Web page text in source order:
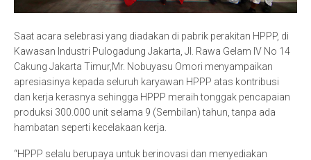
Saat acara selebrasi yang diadakan di pabrik perakitan HPPP, di
Kawasan Industri Pulogadung Jakarta, Jl. Rawa Gelam IV No 14
Cakung Jakarta Timur,Mr. Nobuyasu Omori menyampaikan
apresiasinya kepada seluruh karyawan HPPP atas kontribusi
dan kerja kerasnya sehingga HPPP meraih tonggak pencapaian
produksi 300.000 unit selama 9 (Sembilan) tahun, tanpa ada
hambatan seperti kecelakaan kerja.
“HPPP selalu berupaya untuk berinovasi dan menyediakan